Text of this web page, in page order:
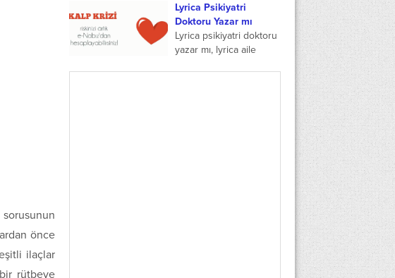
sorusunun
önce
ilaçlar
rütbeye
register işlemi için iki
yol bulunmaktadır.
Birincisi e...
Lyrica Psikiyatri
Doktoru Yazar mı
Lyrica psikiyatri doktoru
yazar mı, lyrica aile